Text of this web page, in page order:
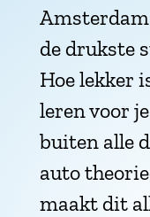
Amsterdam
de drukste
Hoe lekker
leren voor
buiten alle
auto
maakt dit